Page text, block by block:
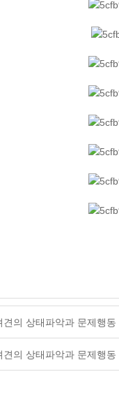
의 상태파악과 문제행
의 상태파악과 문제행